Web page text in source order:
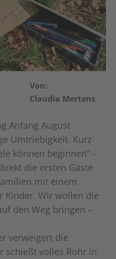
Von:
Claudia Mertens
Anfang August
Umtriebigkeit. Kurz
können beginnen“ -
die ersten Gäste
mit einem
Kinder. Wir wollen die
den Weg bringen –
verweigert die
schießt volles Rohr in